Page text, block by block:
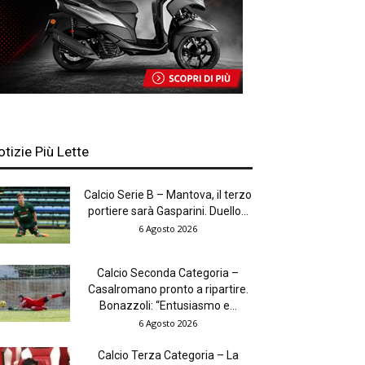
Più Lette
Calcio Serie B – Mantova, il terzo
portiere sarà Gasparini. Duello...
6 Agosto 2026
Calcio Seconda Categoria –
Casalromano pronto a ripartire.
Bonazzoli: “Entusiasmo e...
6 Agosto 2026
Calcio Terza Categoria – La